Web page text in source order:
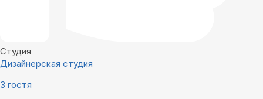
Студия
Дизайнерская студия
3 гостя